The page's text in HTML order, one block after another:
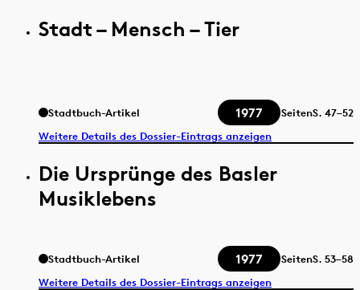
Stadt – Mensch – Tier
Stadtbuch-Artikel 1977 SeitenS. 47–52
Weitere Details des Dossier-Eintrags anzeigen
Die Ursprünge des Basler
Musiklebens
Stadtbuch-Artikel 1977 SeitenS. 53–58
Weitere Details des Dossier-Eintrags anzeigen